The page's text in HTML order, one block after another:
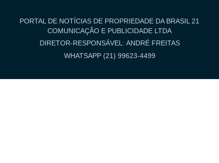
PORTAL DE NOTÍCIAS DE PROPRIEDADE DA BRASIL 21
COMUNICAÇÃO E PUBLICIDADE LTDA
DIRETOR-RESPONSÁVEL: ANDRÉ FREITAS
WHATSAPP (21) 99623-4499